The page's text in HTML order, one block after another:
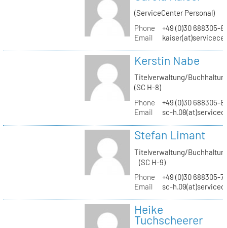
(ServiceCenter Personal)
Phone
+49 (0)30 688305-
Email
Kerstin Nabe
Titelverwaltung/
(SC H-8)
Phone
+49 (0)30 688305-
Email
sc-
Stefan Limant
Titelverwaltung/
(SC H-9)
Phone
+49 (0)30 688305-
Email
sc-
Heike
Tuchscheerer